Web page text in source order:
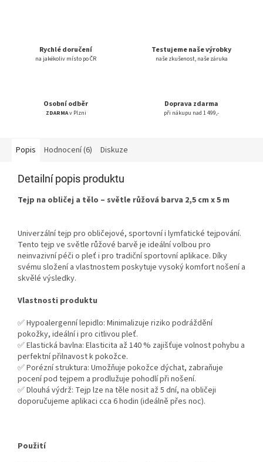
Rychlé doručení
na jakékoliv místo po ČR
Testujeme naše výrobky
naše zkušenost, naše záruka
Osobní odběr
ZDARMAv Plzni
Doprava zdarma
při nákupu nad 1 499,-
Popis Hodnocení (6) Diskuze
Detailní popis produktu
Tejp na obličej a tělo – světle růžová barva 2,5 cm x 5 m
Univerzální tejp pro obličejové, sportovní i lymfatické tejpování.
Tento tejp ve světle růžové barvě je ideální volbou pro
neinvazivní péči o pleť i pro tradiční sportovní aplikace. Díky
svému složení a vlastnostem poskytuje vysoký komfort nošení a
skvělé výsledky.
Vlastnosti produktu
✅ Hypoalergenní lepidlo: Minimalizuje riziko podráždění
pokožky, ideální i pro citlivou pleť.
✅ Elastická bavlna: Elasticita až 140 % zajišťuje volnost pohybu a
perfektní přilnavost k pokožce.
✅ Porézní struktura: Umožňuje pokožce dýchat, zabraňuje
pocení pod tejpem a prodlužuje pohodlí při nošení.
✅ Dlouhá výdrž: Tejp lze na těle nosit až 5 dní, na obličeji
doporučujeme aplikaci cca 6 hodin (ideálně přes noc).
Použití